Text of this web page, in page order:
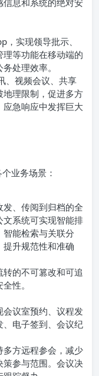
息和系统的绝对安
，实现领导批示、
等功能在移动端的
处理效率。
、视频会议、共享
理限制，促进多方
急响应中发挥巨大
业务场景：
、传阅到归档的全
系统可实现智能排
能检索与关联分
升规范性和准确
的不可篡改和可追
性。
议室预约、议程发
电子签到、会议纪
方远程参会，减少
策参与范围。会议决